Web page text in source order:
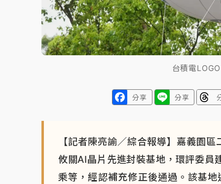
台積電
分享 分享
【記者陳亮諭／綜合報導】嘉義園
攸關AI晶片先進封裝基地，環評委員
乘等，經認補充修正後通過。該基